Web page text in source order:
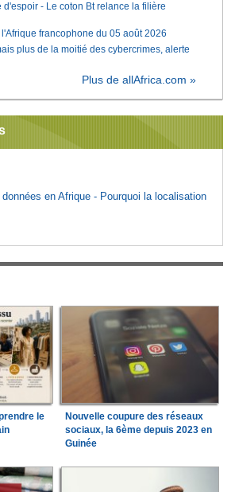
- Le coton Bt relance la filière
francophone du 05 août 2026
plus de la moitié des cybercrimes, alerte
Plus de allAfrica.com »
en Afrique - Pourquoi la localisation
le
Nouvelle coupure des réseaux
sociaux, la 6ème depuis 2023 en
Guinée